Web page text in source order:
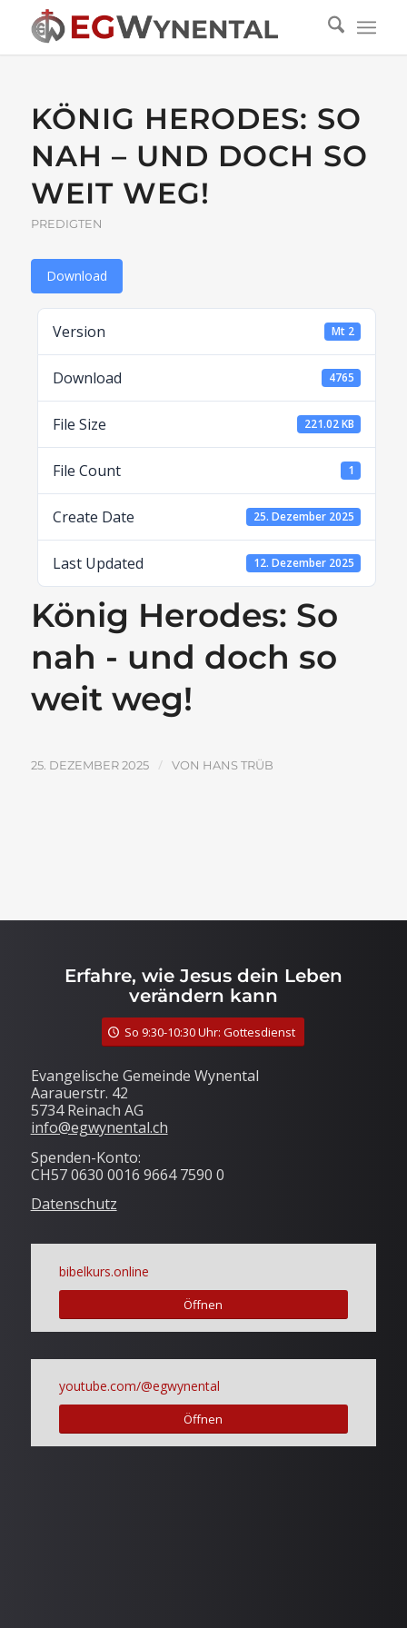
KÖNIG HERODES: SO
NAH – UND DOCH SO
WEIT WEG!
PREDIGTEN
Download
Version Mt 2
Download 4765
File Size 221.02 KB
File Count 1
Create Date 25. Dezember 2025
Last Updated 12. Dezember 2025
König Herodes: So
nah - und doch so
weit weg!
25. DEZEMBER 2025 / VON HANS TRÜB
Erfahre, wie Jesus dein Leben
verändern kann
So 9:30-10:30 Uhr: Gottesdienst
Evangelische Gemeinde Wynental
Aarauerstr. 42
5734 Reinach AG
info@egwynental.ch
Spenden-Konto:
CH57 0630 0016 9664 7590 0
Datenschutz
bibelkurs.online
Öffnen
youtube.com/@egwynental
Öffnen